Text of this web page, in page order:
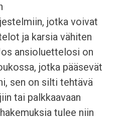
jotka voivat
ja karsia vähiten
ansioluettelosi on
jotka pääsevät
sen on silti tehtävä
tai palkkaavaan
tulee niin